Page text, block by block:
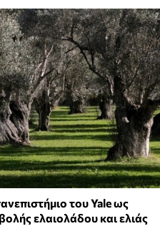
του Yale ως
ελαιολάδου και ελιάς